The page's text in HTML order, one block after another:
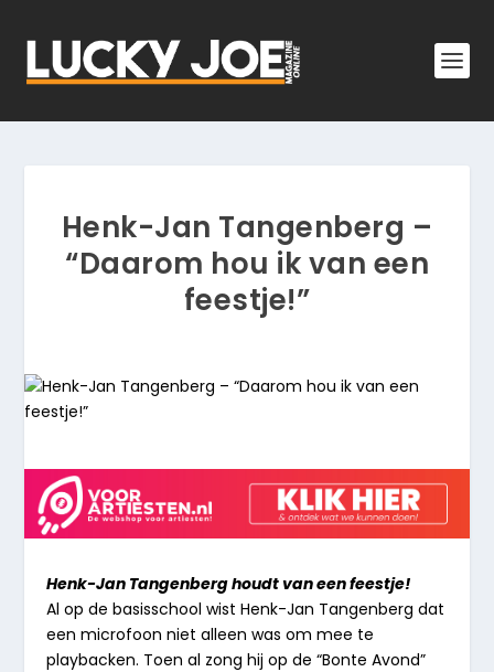
Henk-Jan Tangenberg –
“Daarom hou ik van een
feestje!”
Henk-Jan Tangenberg houdt van een feestje!
Al op de basisschool wist Henk-Jan Tangenberg dat
een microfoon niet alleen was om mee te
playbacken. Toen al zong hij op de “Bonte Avond”